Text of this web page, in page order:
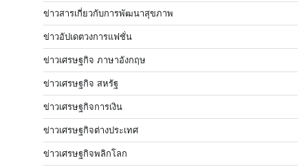
ข่าวสารเกี่ยวกับการพัฒนาสุขภาพ
ข่าวอัปเดตวงการแฟชั่น
ข่าวเศรษฐกิจ ภาษาอังกฤษ
ข่าวเศรษฐกิจ สหรัฐ
ข่าวเศรษฐกิจการเงิน
ข่าวเศรษฐกิจต่างประเทศ
ข่าวเศรษฐกิจพลิกโลก